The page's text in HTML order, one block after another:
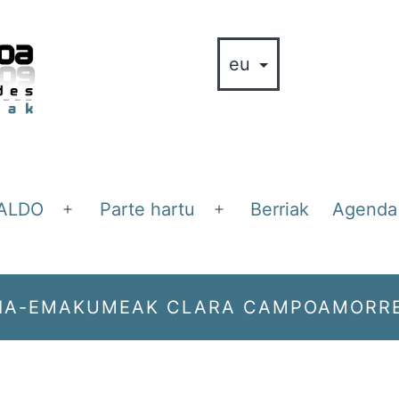
Ireki
menua
Parte hartu
Ireki
menua
Berriak Agenda
EMAKUMEAK CLARA